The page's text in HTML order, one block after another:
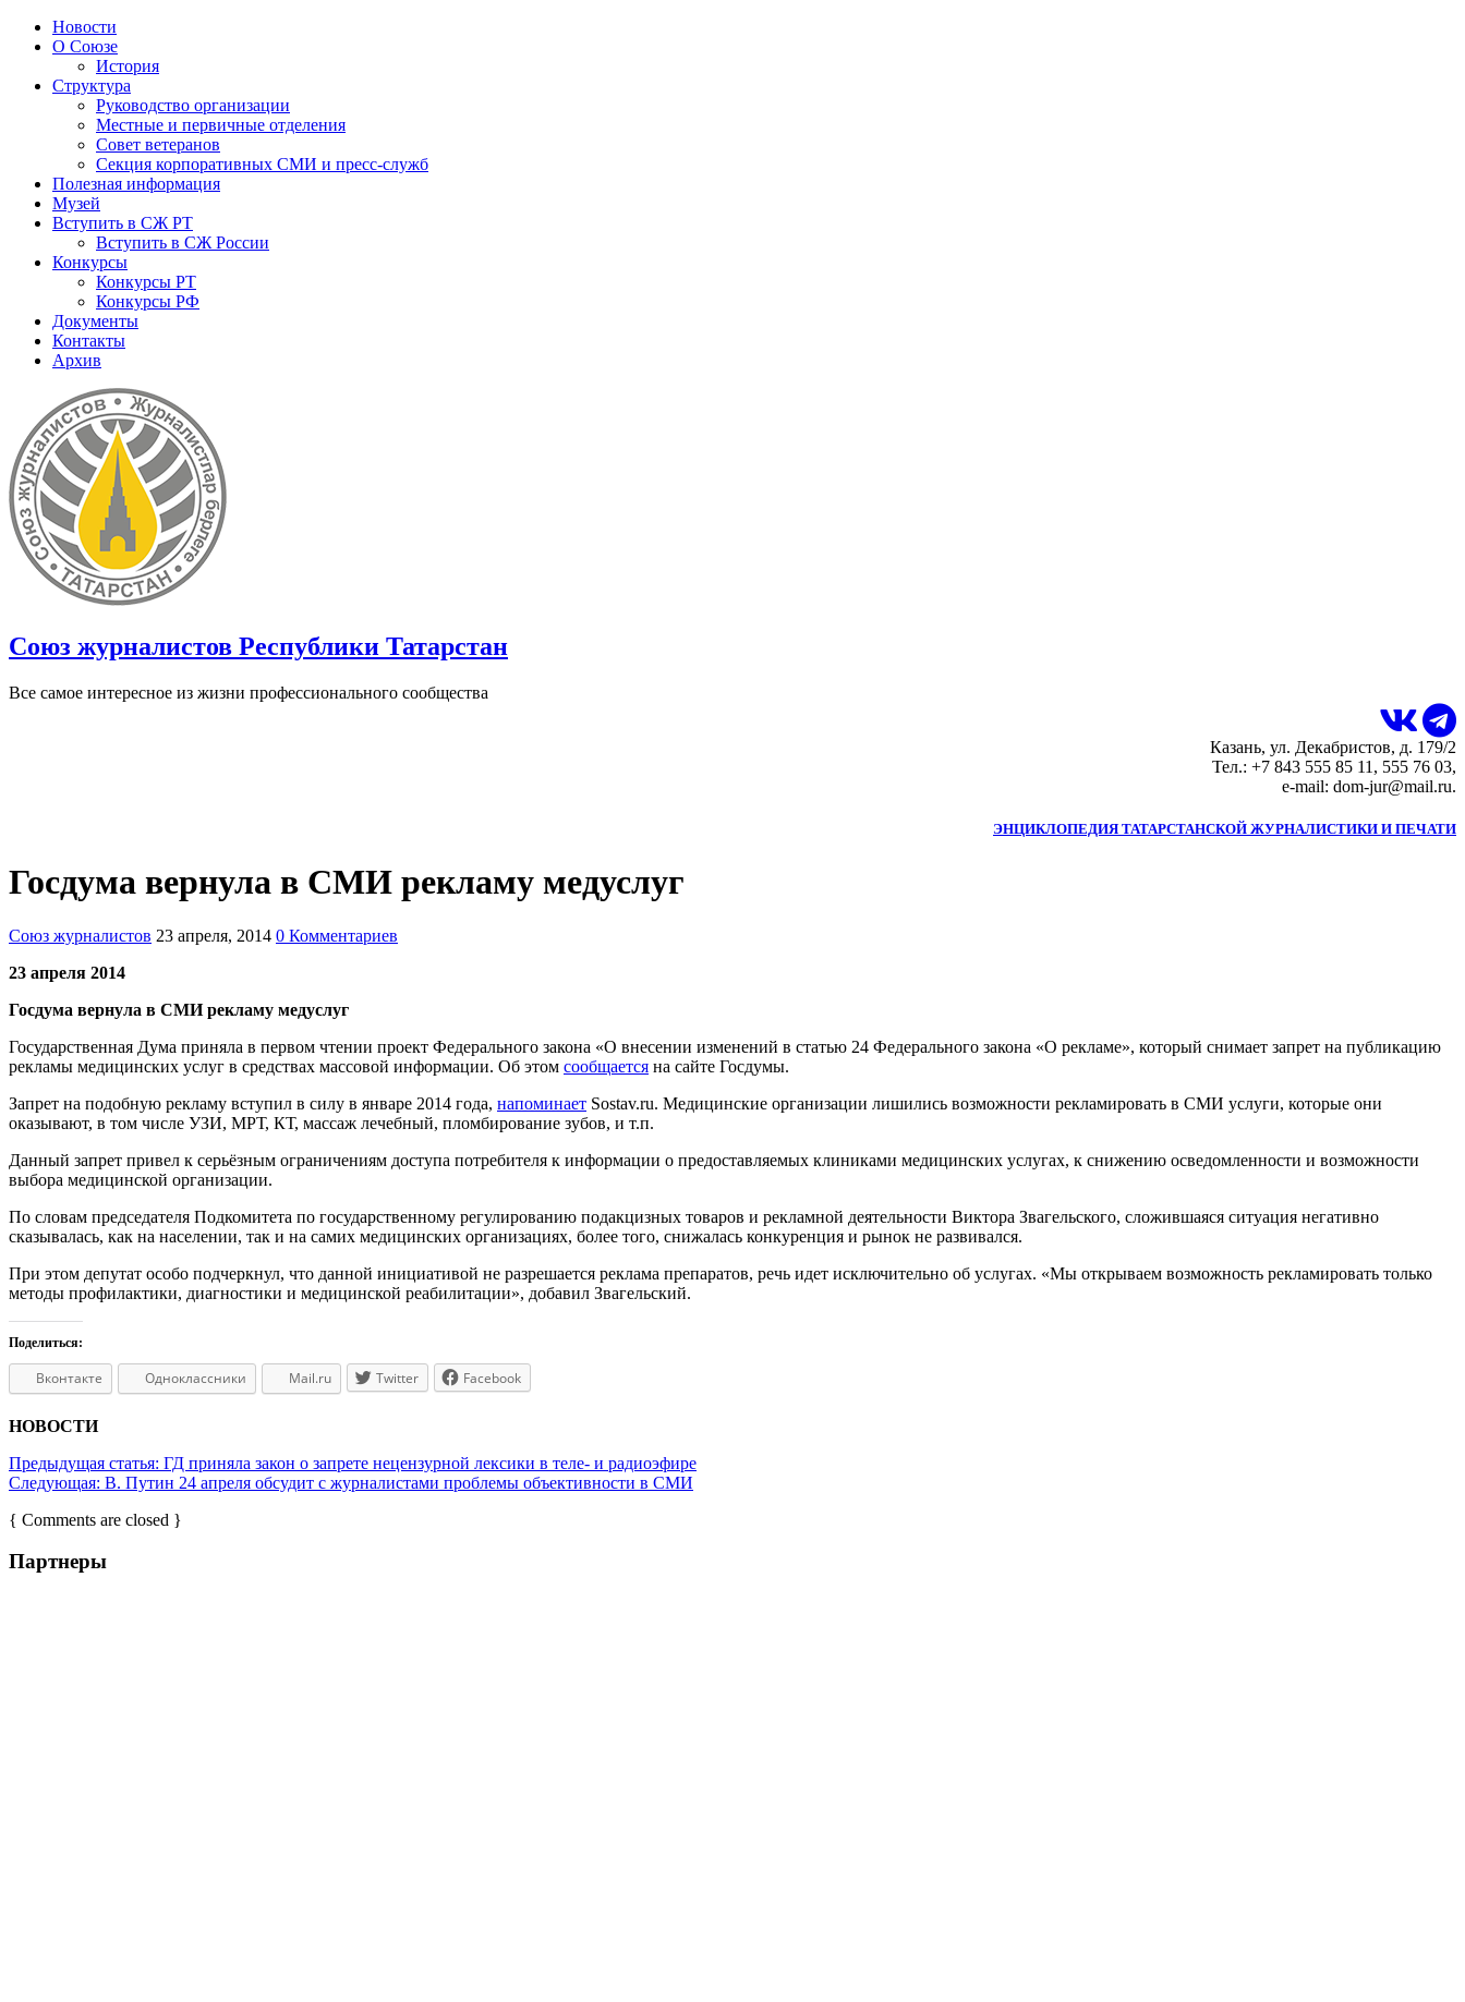
Новости
О Союзе
История
Структура
Руководство организации
Местные и первичные отделения
Совет ветеранов
Секция корпоративных СМИ и пресс-служб
Полезная информация
Музей
Вступить в СЖ РТ
Вступить в СЖ России
Конкурсы
Конкурсы РТ
Конкурсы РФ
Документы
Контакты
Архив
Союз журналистов Республики Татарстан
Все самое интересное из жизни профессионального сообщества
Казань, ул. Декабристов, д. 179/2
Тел.: +7 843 555 85 11, 555 76 03,
e-mail: dom-jur@mail.ru.
ЭНЦИКЛОПЕДИЯ ТАТАРСТАНСКОЙ ЖУРНАЛИСТИКИ И ПЕЧАТИ
Госдума вернула в СМИ рекламу медуслуг
Союз журналистов 23 апреля, 2014 0 Комментариев
23 апреля 2014
Госдума вернула в СМИ рекламу медуслуг
Государственная Дума приняла в первом чтении проект Федерального закона «О внесении изменений в статью 24 Федерального закона «О рекламе», который снимает запрет на публикацию
рекламы медицинских услуг в средствах массовой информации. Об этом сообщается на сайте Госдумы.
Запрет на подобную рекламу вступил в силу в январе 2014 года, напоминает Sostav.ru. Медицинские организации лишились возможности рекламировать в СМИ услуги, которые они
оказывают, в том числе УЗИ, МРТ, КТ, массаж лечебный, пломбирование зубов, и т.п.
Данный запрет привел к серьёзным ограничениям доступа потребителя к информации о предоставляемых клиниками медицинских услугах, к снижению осведомленности и возможности
выбора медицинской организации.
По словам председателя Подкомитета по государственному регулированию подакцизных товаров и рекламной деятельности Виктора Звагельского, сложившаяся ситуация негативно
сказывалась, как на населении, так и на самих медицинских организациях, более того, снижалась конкуренция и рынок не развивался.
При этом депутат особо подчеркнул, что данной инициативой не разрешается реклама препаратов, речь идет исключительно об услугах. «Мы открываем возможность рекламировать только
методы профилактики, диагностики и медицинской реабилитации», добавил Звагельский.
Поделиться:
Вконтакте Одноклассники Mail.ru Twitter Facebook
НОВОСТИ
Предыдущая статья: ГД приняла закон о запрете нецензурной лексики в теле- и радиоэфире
Следующая: В. Путин 24 апреля обсудит с журналистами проблемы объективности в СМИ
{ Comments are closed }
Партнеры